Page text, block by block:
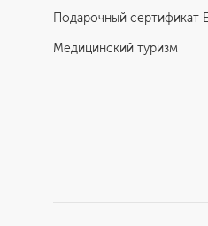
Подарочный сертификат
Медицинский туризм